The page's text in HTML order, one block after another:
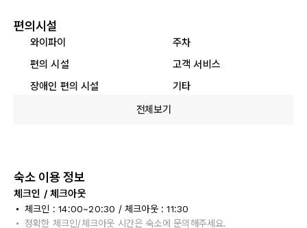
편의시설
와이파이
주차
편의 시설
고객 서비스
장애인 편의 시설
기타
전체보기
숙소 이용 정보
체크인 / 체크아웃
체크인 : 14:00~20:30 / 체크아웃 : 11:30
정확한 체크인/체크아웃 시간은 숙소에 문의해주세요.